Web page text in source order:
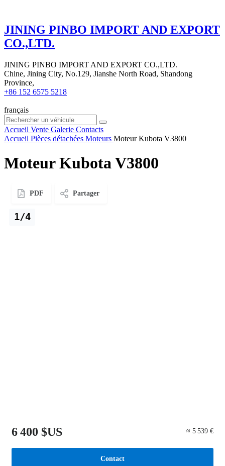
JINING PINBO IMPORT AND EXPORT
CO.,LTD.
JINING PINBO IMPORT AND EXPORT CO.,LTD.
Chine, Jining City, No.129, Jianshe North Road, Shandong
Province,
+86 152 6575 5218
français
Accueil Vente Galerie Contacts
Accueil Pièces détachées Moteurs Moteur Kubota V3800
Moteur Kubota V3800
PDF Partager
1/4
6 400 $US ≈ 5 539 €
Contact